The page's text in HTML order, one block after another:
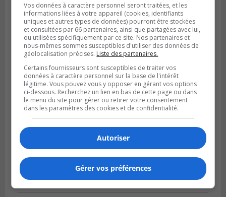
Publié le 6 août 2026 à 05h11
Une poussée tardive propulse les Ducs
vers la victoire à Laval
Vos données à caractère personnel seront traitées, et les
informations liées à votre appareil (cookies, identifiants
uniques et autres types de données) pourront être stockées
et consultées par 66 partenaires, ainsi que partagées avec lui,
ou utilisées spécifiquement par ce site. Nos partenaires et
nous-mêmes sommes susceptibles d'utiliser des données de
géolocalisation précises. Liste des partenaires.
Certains fournisseurs sont susceptibles de traiter vos
données à caractère personnel sur la base de l'intérêt
légitime. Vous pouvez vous y opposer en gérant vos options
ci-dessous. Recherchez un lien en bas de cette page ou dans
le menu du site pour gérer ou retirer votre consentement
dans les paramètres des cookies et de confidentialité.
Autoriser
Gérer vos préférences